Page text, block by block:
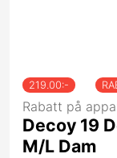
219.00:-
Rabatt på
Decoy 19
M/L Dam